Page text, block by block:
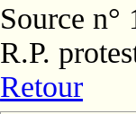
Source n°
R.P.
Retour